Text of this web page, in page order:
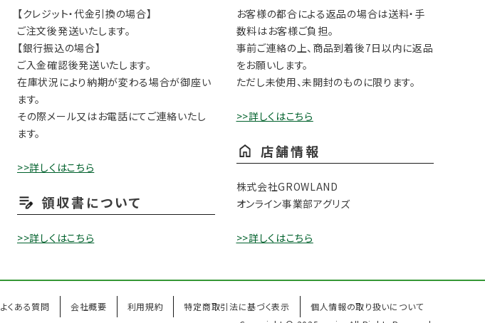
【クレジット・代金引換の場合】
ご注文後発送いたします。
【銀行振込の場合】
ご入金確認後発送いたします。
在庫状況により納期が変わる場合が御座い
ます。
その際メール又はお電話にてご連絡いたし
ます。
>>詳しくはこちら
領収書について
>>詳しくはこちら
お客様の都合による返品の場合は送料・手
数料はお客様ご負担。
事前ご連絡の上、商品到着後7日以内に返品
をお願いします。
ただし未使用、未開封のものに限ります。
>>詳しくはこちら
店舗情報
株式会社GROWLAND
オンライン事業部アグリズ
>>詳しくはこちら
よくある質問 会社概要 利用規約 特定商取引法に基づく表示
個人情報の取り扱いについて